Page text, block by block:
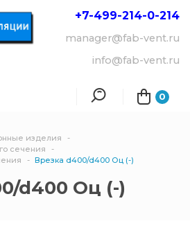
0
+7-499-214-0-214
manager@fab-vent.ru
info@fab-vent.ru
изделия
сечения
Врезка d400/d400 Оц (-)
d400 Оц (-)